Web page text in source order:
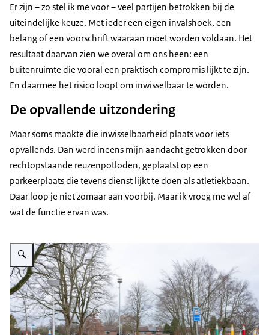
Er zijn – zo stel ik me voor – veel partijen betrokken bij de
uiteindelijke keuze. Met ieder een eigen invalshoek, een
belang of een voorschrift waaraan moet worden voldaan. Het
resultaat daarvan zien we overal om ons heen: een
buitenruimte die vooral een praktisch compromis lijkt te zijn.
En daarmee het risico loopt om inwisselbaar te worden.
De opvallende uitzondering
Maar soms maakte die inwisselbaarheid plaats voor iets
opvallends. Dan werd ineens mijn aandacht getrokken door
rechtopstaande reuzenpotloden, geplaatst op een
parkeerplaats die tevens dienst lijkt te doen als atletiekbaan.
Daar loop je niet zomaar aan voorbij. Maar ik vroeg me wel af
wat de functie ervan was.
Vergroot afbeelding Rechtopstaande reuzenpotloden op een parkeerplaats